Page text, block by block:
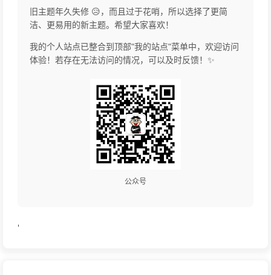
旧主题年久失修 😥，而且过于花哨，所以选择了更简
洁、更易用的新主题。希望大家喜欢！
我的个人站点已整合到顶部"我的站点"菜单中，欢迎访问
体验！若存在无法访问的情况，可以及时反馈！✨
公众号
'